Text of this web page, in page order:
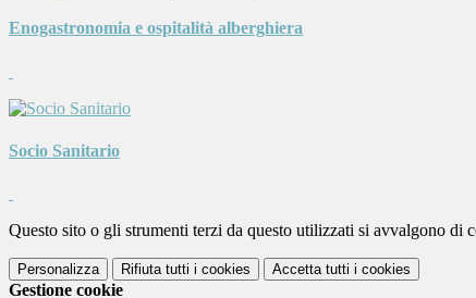
Enogastronomia e ospitalità alberghiera
Socio Sanitario
Questo sito o gli strumenti terzi da questo utilizzati si avvalgono di
Personalizza Rifiuta tutti i cookies Accetta tutti i cookies
Gestione cookie